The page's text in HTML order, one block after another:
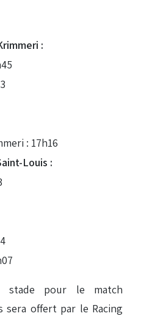
:
: 17h16
Louis :
stade pour le match
sera offert par le Racing